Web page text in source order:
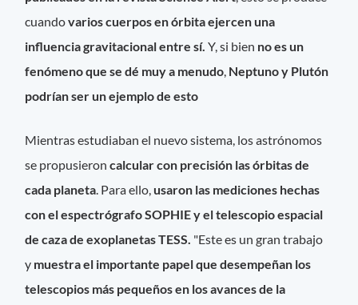
cuandovarios cuerpos en órbita ejercen una
influencia gravitacional entre sí. Y, si bien no es un
fenómeno que se dé muy a menudo, Neptuno y Plutón
podrían ser un ejemplo de esto
Mientras estudiaban el nuevo sistema, los astrónomos
se propusieroncalcular con precisión las órbitas de
cada planeta. Para ello, usaron las mediciones hechas
con el espectrógrafo SOPHIE y el telescopio espacial
de caza de exoplanetas TESS. "Este es un gran trabajo
y muestra el importante papel que desempeñan los
telescopios más pequeños en los avances de la